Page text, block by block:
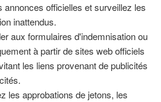
annonces officielles et surveillez les
inattendus.
aux formulaires d'indemnisation ou
à partir de sites web officiels
les liens provenant de publicités
les approbations de jetons, les